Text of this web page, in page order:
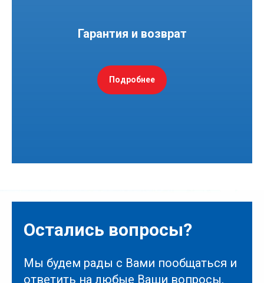
Гарантия и возврат
Подробнее
Остались вопросы?
Мы будем рады с Вами пообщаться и
ответить на любые Ваши вопросы.